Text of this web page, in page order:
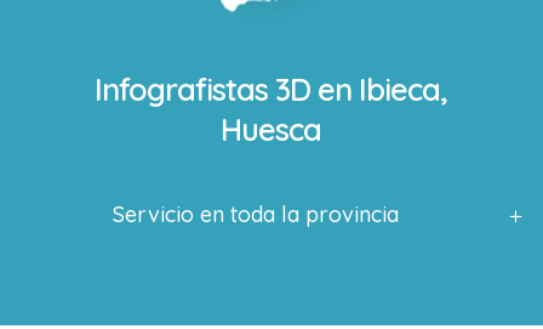
Infografistas 3D en Ibieca,
Huesca
Servicio en toda la provincia